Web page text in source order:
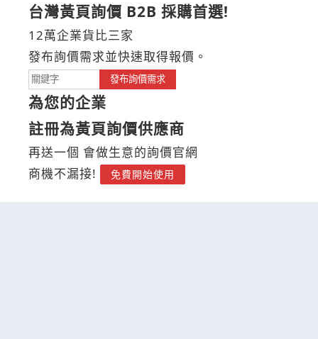
台灣黃頁詢價 B2B 採購首選!
12萬企業貨比三家
發布詢價需求並快速取得報價。
發布詢價需求
為您的企業
註冊為黃頁詢價供應商
再送一個 會做生意的詢價官網
商機不漏接!
免費開始使用